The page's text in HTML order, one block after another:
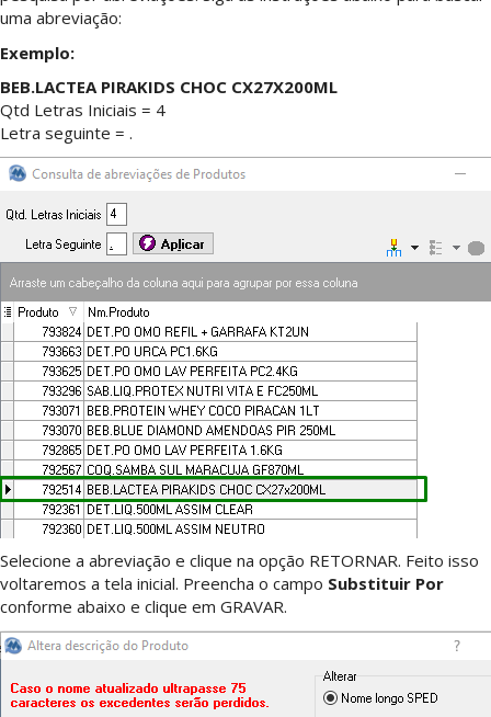
uma abreviação:
Exemplo:
BEB.LACTEA PIRAKIDS CHOC CX27X200ML
Qtd Letras Iniciais = 4
Letra seguinte = .
Selecione a abreviação e clique na opção RETORNAR. Feito isso
voltaremos a tela inicial. Preencha o campo Substituir Por
conforme abaixo e clique em GRAVAR.